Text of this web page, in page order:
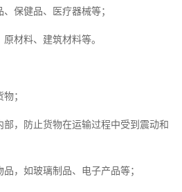
保健品、医疗器械等；
材料、建筑材料等。
；
，防止货物在运输过程中受到震动和
，如玻璃制品、电子产品等；